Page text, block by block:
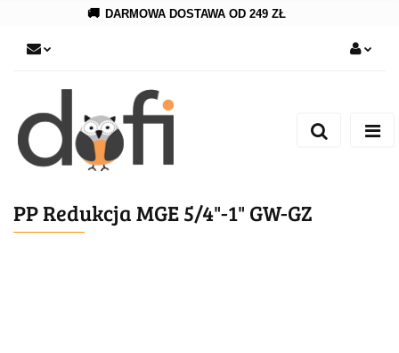
🚚 DARMOWA DOSTAWA OD 249 ZŁ
Zarejestruj się
PP Redukcja MGE 5/4"-1" GW-GZ